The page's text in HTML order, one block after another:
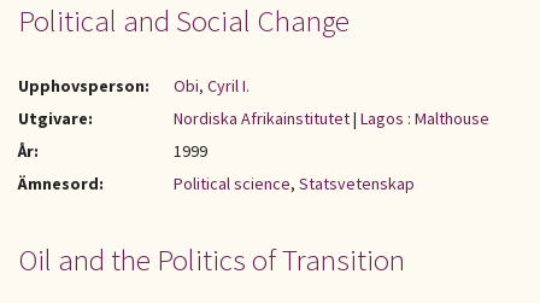
Political and Social Change
Upphovsperson:
Obi, Cyril I.
Utgivare:
Nordiska Afrikainstitutet| Lagos : Malthouse
År:
1999
Ämnesord:
Political science, Statsvetenskap
Oil and the Politics of Transition